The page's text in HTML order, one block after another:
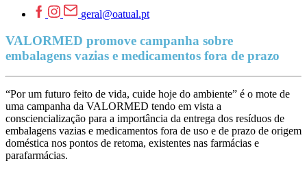
geral@oatual.pt
VALORMED promove campanha sobre
embalagens vazias e medicamentos fora de prazo
“Por um futuro feito de vida, cuide hoje do ambiente” é o mote de
uma campanha da VALORMED tendo em vista a
consciencialização para a importância da entrega dos resíduos de
embalagens vazias e medicamentos fora de uso e de prazo de origem
doméstica nos pontos de retoma, existentes nas farmácias e
parafarmácias.